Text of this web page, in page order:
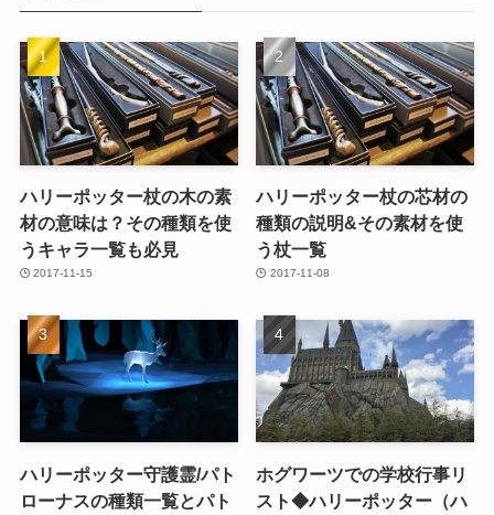
ハリーポッター杖の木の素
材の意味は？その種類を使
うキャラ一覧も必見
2017-11-15
ハリーポッター杖の芯材の
種類の説明&その素材を使
う杖一覧
2017-11-08
ハリーポッター守護霊/パト
ローナスの種類一覧とパト
ホグワーツでの学校行事リ
スト◆ハリーポッター（ハ